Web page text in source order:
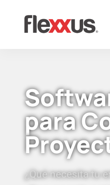
para
¿Qué necesita tu